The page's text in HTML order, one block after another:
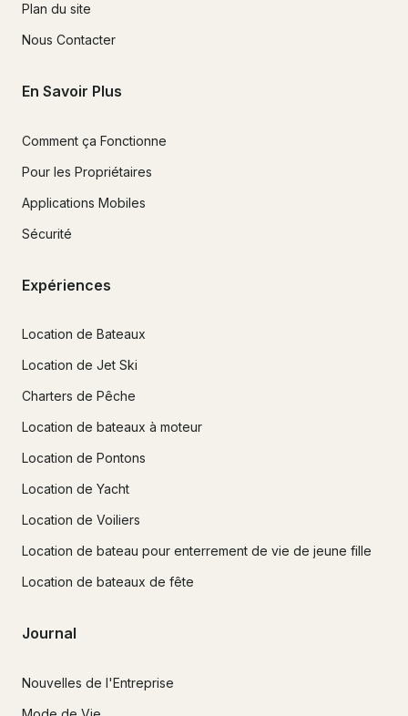
Plan du site
Nous Contacter
En Savoir Plus
Comment ça Fonctionne
Pour les Propriétaires
Applications Mobiles
Sécurité
Expériences
Location de Bateaux
Location de Jet Ski
Charters de Pêche
Location de bateaux à moteur
Location de Pontons
Location de Yacht
Location de Voiliers
Location de bateau pour enterrement de vie de jeune fille
Location de bateaux de fête
Journal
Nouvelles de l'Entreprise